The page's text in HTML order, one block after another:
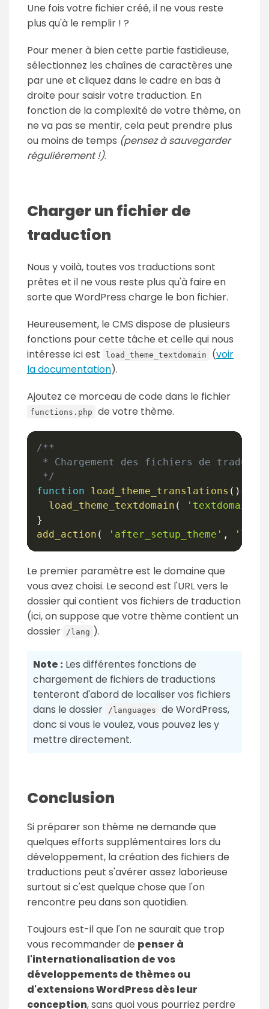
Une fois votre fichier créé, il ne vous reste
plus qu'à le remplir ! ?
Pour mener à bien cette partie fastidieuse,
sélectionnez les chaînes de caractères une
par une et cliquez dans le cadre en bas à
droite pour saisir votre traduction. En
fonction de la complexité de votre thème, on
ne va pas se mentir, cela peut prendre plus
ou moins de temps (pensez à sauvegarder
régulièrement !).
Charger un fichier de
traduction
Nous y voilà, toutes vos traductions sont
prêtes et il ne vous reste plus qu'à faire en
sorte que WordPress charge le bon fichier.
Heureusement, le CMS dispose de plusieurs
fonctions pour cette tâche et celle qui nous
intéresse ici est
load_theme_textdomain (voir
la documentation).
Ajoutez ce morceau de code dans le fichier
functions.php de votre thème.
/**
* Chargement des fichiers de
*/
function
load_theme_translations ( ) {
load_theme_textdomain ( 'textdomain'
}
add_action ( 'after_setup_theme' ,
Le premier paramètre est le domaine que
vous avez choisi. Le second est l'URL vers le
dossier qui contient vos fichiers de traduction
(ici, on suppose que votre thème contient un
dossier
/lang ).
Note : Les différentes fonctions de
chargement de fichiers de traductions
tenteront d'abord de localiser vos fichiers
dans le dossier
/languages
de WordPress,
donc si vous le voulez, vous pouvez les y
mettre directement.
Conclusion
Si préparer son thème ne demande que
quelques efforts supplémentaires lors du
développement, la création des fichiers de
traductions peut s'avérer assez laborieuse
surtout si c'est quelque chose que l'on
rencontre peu dans son quotidien.
Toujours est-il que l'on ne saurait que trop
vous recommander de penser à
l'internationalisation de vos
développements de thèmes ou
d'extensions WordPress dès leur
conception, sans quoi vous pourriez perdre